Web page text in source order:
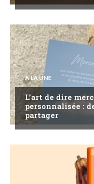
A LA UNE
L’art de dire
personnalisée :
partager